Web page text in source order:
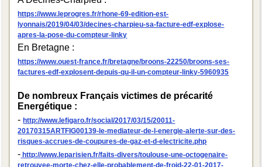
https://www.leprogres.fr/rhone-69-edition-est-
lyonnais/2019/04/03/decines-charpieu-sa-facture-edf-explose-
apres-la-pose-du-compteur-linky
En Bretagne :
https://www.ouest-france.fr/bretagne/broons-22250/broons-ses-
factures-edf-explosent-depuis-qu-il-un-compteur-linky-5960935
De nombreux Français victimes de précarité
Energétique :
-http://www.lefigaro.fr/social/2017/03/15/20011-
20170315ARTFIG00139-le-mediateur-de-l-energie-alerte-sur-des-
risques-accrues-de-coupures-de-gaz-et-d-electricite.php
- http://www.leparisien.fr/faits-divers/toulouse-une-octogenaire-
retrouvee-morte-chez-elle-probablement-de-froid-22-01-2017-